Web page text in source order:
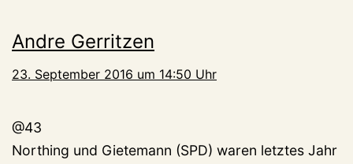
Andre Gerritzen
23. September 2016 um 14:50 Uhr
@43
Northing und Gietemann (SPD) waren letztes Jahr